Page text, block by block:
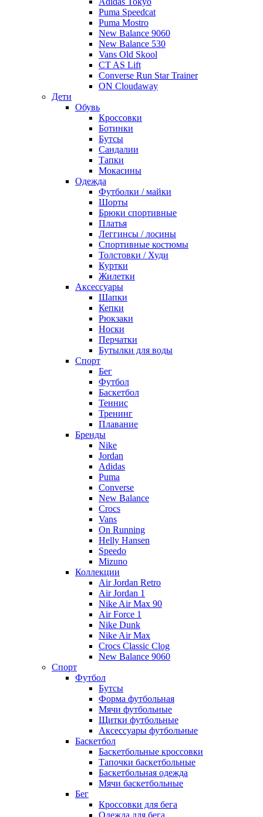
Puma Speedcat
Puma Mostro
New Balance 9060
New Balance 530
Vans Old Skool
CT AS Lift
Converse Run Star Trainer
ON Cloudaway
Дети
Обувь
Кроссовки
Ботинки
Бутсы
Сандалии
Тапки
Мокасины
Одежда
Футболки / майки
Шорты
Брюки спортивные
Платья
Леггинсы / лосины
Спортивные костюмы
Толстовки / Худи
Куртки
Жилетки
Аксессуары
Шапки
Кепки
Рюкзаки
Носки
Перчатки
Бутылки для воды
Спорт
Бег
Футбол
Баскетбол
Теннис
Тренинг
Плавание
Бренды
Nike
Jordan
Adidas
Puma
Converse
New Balance
Crocs
Vans
On Running
Helly Hansen
Speedo
Mizuno
Коллекции
Air Jordan Retro
Air Jordan 1
Nike Air Max 90
Air Force 1
Nike Dunk
Nike Air Max
Crocs Classic Clog
New Balance 9060
Спорт
Футбол
Бутсы
Форма футбольная
Мячи футбольные
Щитки футбольные
Аксессуары футбольные
Баскетбол
Баскетбольные кроссовки
Тапочки баскетбольные
Баскетбольная одежда
Мячи баскетбольные
Бег
Кроссовки для бега
Одежда для бега